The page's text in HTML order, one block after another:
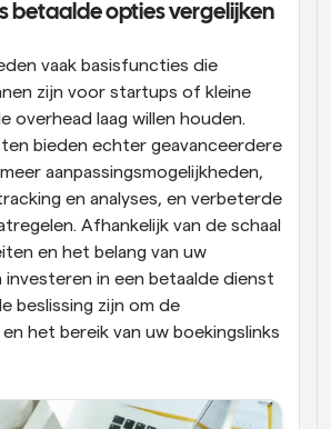
betaalde opties vergelijken
vaak basisfuncties die
zijn voor startups of kleine
overhead laag willen houden.
bieden echter geavanceerdere
aanpassingsmogelijkheden,
en analyses, en verbeterde
Afhankelijk van de schaal
en het belang van uw
investeren in een betaalde dienst
beslissing zijn om de
het bereik van uw boekingslinks